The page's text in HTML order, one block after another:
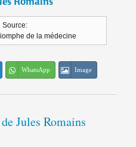
Source:
de la médecine
WhatsApp Image
Jules Romains